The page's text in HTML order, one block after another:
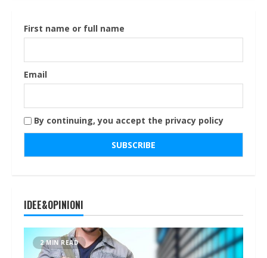
First name or full name
Email
By continuing, you accept the privacy policy
IDEE&OPINIONI
2 MIN READ